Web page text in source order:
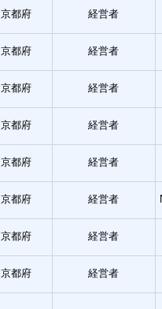
京都府 経営者
京都府 経営者
京都府 経営者
京都府 経営者
京都府 経営者
京都府 経営者
京都府 経営者
京都府 経営者